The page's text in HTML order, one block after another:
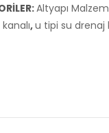
Altyapı
,u tipi su drenaj